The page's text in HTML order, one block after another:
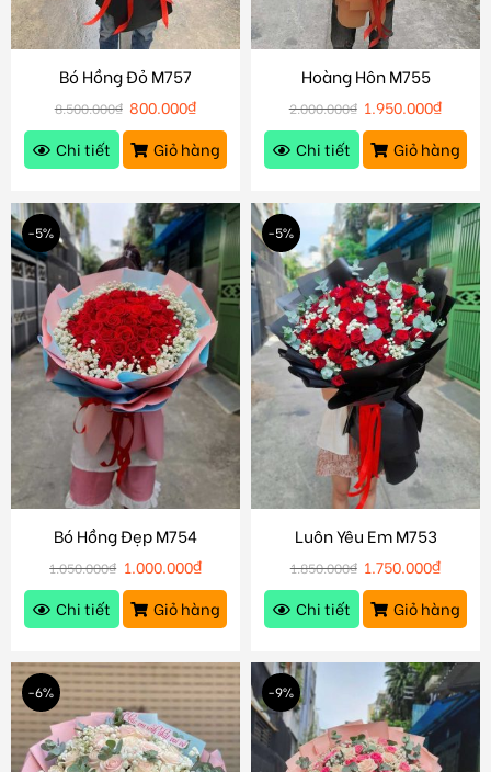
Bó Hồng Đỏ M757
8.500.000₫ 800.000₫
Chi tiết
Giỏ hàng
Hoàng Hôn M755
2.000.000₫ 1.950.000₫
Chi tiết
Giỏ hàng
-5%
Bó Hồng Đẹp M754
1.050.000₫ 1.000.000₫
Chi tiết
Giỏ hàng
-5%
Luôn Yêu Em M753
1.850.000₫ 1.750.000₫
Chi tiết
Giỏ hàng
-6% -9%